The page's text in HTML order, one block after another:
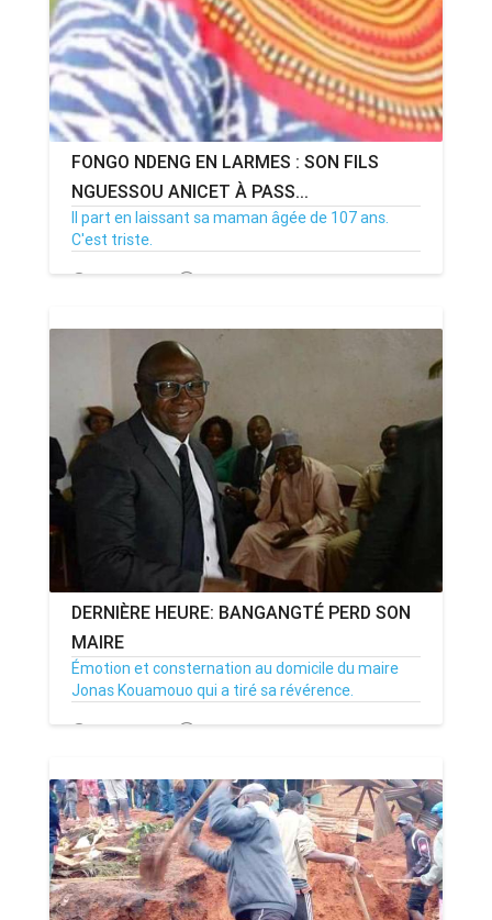
FONGO NDENG EN LARMES : SON FILS
NGUESSOU ANICET À PASS...
Il part en laissant sa maman âgée de 107 ans.
C'est triste.
22/03/21 Par MenouActu 2007
DERNIÈRE HEURE: BANGANGTÉ PERD SON
MAIRE
Émotion et consternation au domicile du maire
Jonas Kouamouo qui a tiré sa révérence.
06/03/21 Par MenouActu 31